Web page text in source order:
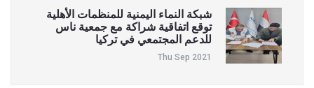
شبكة النماء اليمنية للمنظمات الأهلية
توقع اتفاقية شراكة مع جمعية ناس
للدعم المجتمعي في تركيا
Thu Sep 2021